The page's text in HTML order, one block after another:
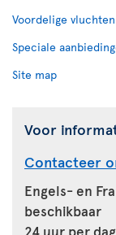
Voordelige
Speciale
Site map
Voor
Contacteer
Engels- en
beschikbaar
24 uur per dag